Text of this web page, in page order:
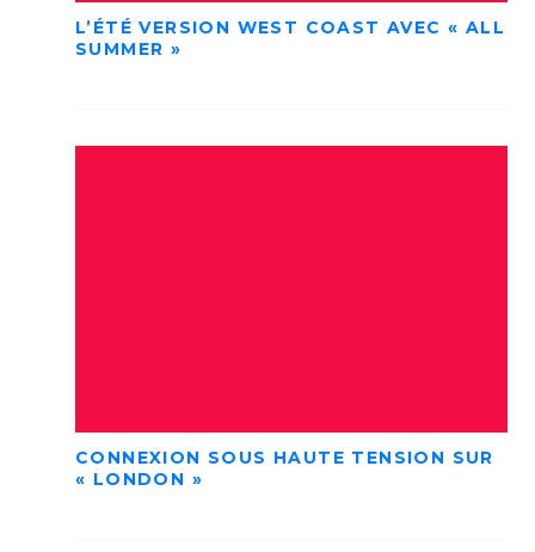
L’ÉTÉ VERSION WEST COAST AVEC « ALL
SUMMER »
CONNEXION SOUS HAUTE TENSION SUR
« LONDON »